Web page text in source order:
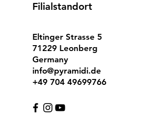
Filialstandort
Eltinger Strasse 5
71229 Leonberg
Germany
info@pyramidi.de
+49 704 49699766